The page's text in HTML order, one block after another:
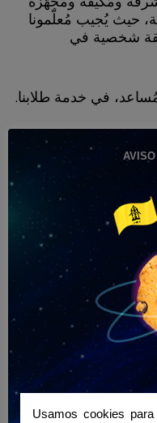
حيث يُجيب مُعلّمونا
شخصية في
في خدمة طلابنا.
وأيّة أسئلة
المُهتمين .
غرناطة، تقدم لكم
الّذي تحتاجونه
Usamos cookies